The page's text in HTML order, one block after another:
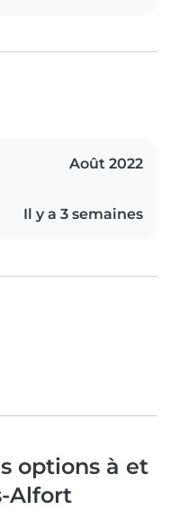
Août 2022
Il y a 3 semaines
options à et
Alfort